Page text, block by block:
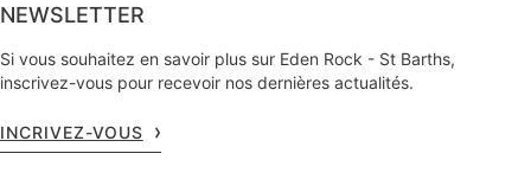
NEWSLETTER
Si vous souhaitez en savoir plus sur Eden Rock - St Barths,
inscrivez-vous pour recevoir nos dernières actualités.
INCRIVEZ-VOUS